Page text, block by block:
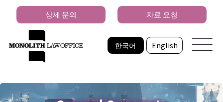
한국어 English
상세 문의 자료 요청